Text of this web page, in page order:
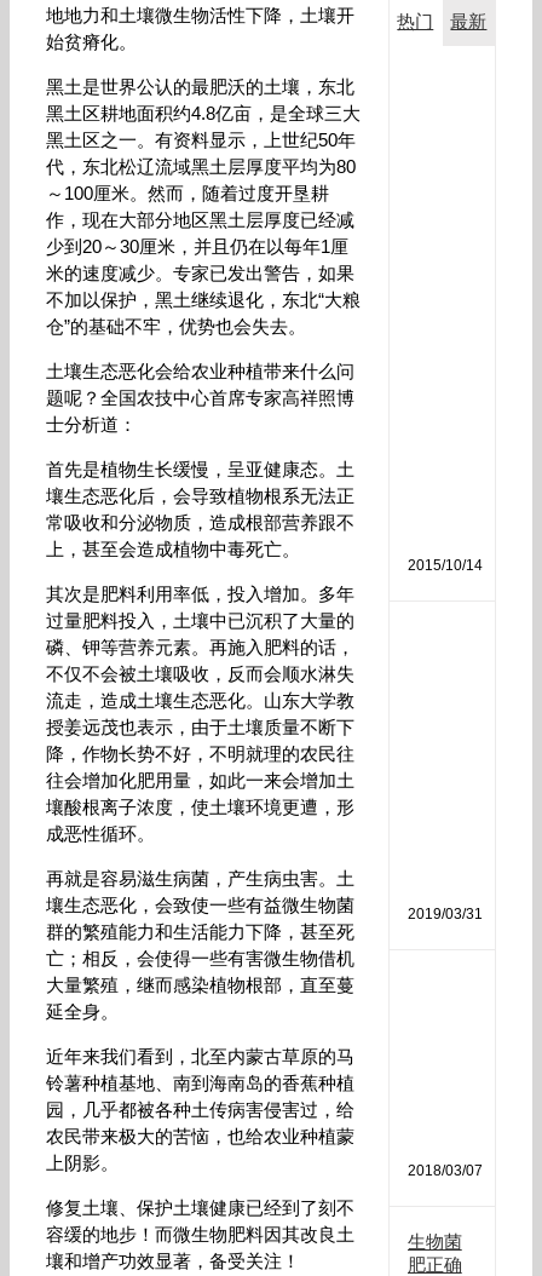
地地力和土壤微生物活性下降，土壤开
始贫瘠化。
黑土是世界公认的最肥沃的土壤，东北
黑土区耕地面积约4.8亿亩，是全球三大
黑土区之一。有资料显示，上世纪50年
代，东北松辽流域黑土层厚度平均为80
～100厘米。然而，随着过度开垦耕
作，现在大部分地区黑土层厚度已经减
少到20～30厘米，并且仍在以每年1厘
米的速度减少。专家已发出警告，如果
不加以保护，黑土继续退化，东北“大粮
仓”的基础不牢，优势也会失去。
土壤生态恶化会给农业种植带来什么问
题呢？全国农技中心首席专家高祥照博
士分析道：
首先是植物生长缓慢，呈亚健康态。土
壤生态恶化后，会导致植物根系无法正
常吸收和分泌物质，造成根部营养跟不
上，甚至会造成植物中毒死亡。
其次是肥料利用率低，投入增加。多年
过量肥料投入，土壤中已沉积了大量的
磷、钾等营养元素。再施入肥料的话，
不仅不会被土壤吸收，反而会顺水淋失
流走，造成土壤生态恶化。山东大学教
授姜远茂也表示，由于土壤质量不断下
降，作物长势不好，不明就理的农民往
往会增加化肥用量，如此一来会增加土
壤酸根离子浓度，使土壤环境更遭，形
成恶性循环。
再就是容易滋生病菌，产生病虫害。土
壤生态恶化，会致使一些有益微生物菌
群的繁殖能力和生活能力下降，甚至死
亡；相反，会使得一些有害微生物借机
大量繁殖，继而感染植物根部，直至蔓
延全身。
近年来我们看到，北至内蒙古草原的马
铃薯种植基地、南到海南岛的香蕉种植
园，几乎都被各种土传病害侵害过，给
农民带来极大的苦恼，也给农业种植蒙
上阴影。
修复土壤、保护土壤健康已经到了刻不
容缓的地步！而微生物肥料因其改良土
壤和增产功效显著，备受关注！
热门 最新
2015/10/14
2019/03/31
2018/03/07
生物菌
肥正确